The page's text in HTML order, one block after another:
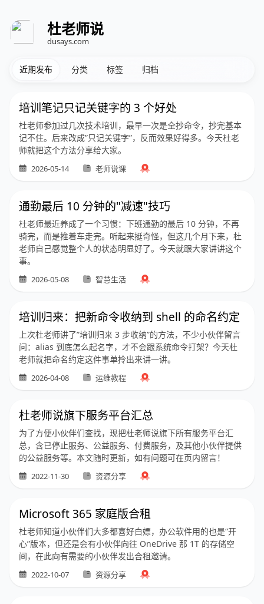
杜老师说
dusays.com
近期发布 分类 标签 归档
培训笔记只记关键字的 3 个好处
杜老师参加过几次技术培训，最早一次是全抄命令，抄完基本
记不住。后来改成”只记关键字”，反而效果好得多。今天杜老
师就把这个方法分享给大家。
2026-05-14 老师说课
通勤最后 10 分钟的"减速"技巧
杜老师最近养成了一个习惯：下班通勤的最后 10 分钟，不再
骑完，而是推着车走完。听起来挺奇怪，但这几个月下来，杜
老师自己感觉整个人的状态明显好了。今天就跟大家讲讲这个
事。
2026-05-08 智慧生活
培训归来：把新命令收纳到 shell 的命名约定
上次杜老师讲了”培训归来 3 步收纳”的方法，不少小伙伴留言
问：alias 到底怎么起名字，才不会跟系统命令打架？今天杜
老师就把命名约定这件事单拎出来讲一讲。
2026-04-08 运维教程
杜老师说旗下服务平台汇总
为了方便小伙伴们查找，现把杜老师说旗下所有服务平台汇
总，含已停止服务、公益服务、付费服务，及其他小伙伴提供
的公益服务等。本文随时更新，如有问题可在页内留言！
2022-11-30 资源分享
Microsoft 365 家庭版合租
杜老师知道小伙伴们大多都喜好白嫖，办公软件用的也是“开
心”版本，但还是会有小伙伴向往 OneDrive 那 1T 的存储空
间，在此向有需要的小伙伴发出合租邀请。
2022-10-07 资源分享